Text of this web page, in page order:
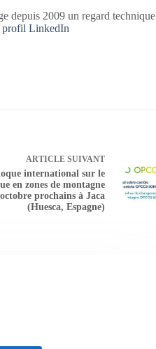
depuis 2009 un regard technique
profil LinkedIn
ARTICLESUIVANT
international sur le
en zones de montagne
prochains à Jaca
(Huesca, Espagne)